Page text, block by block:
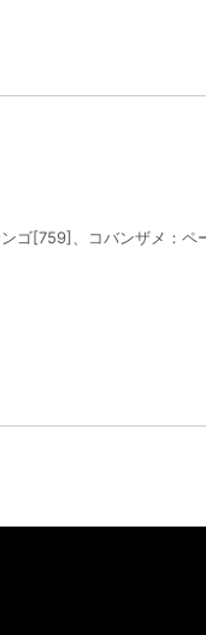
ゴ[759]、コバンザメ：ペ